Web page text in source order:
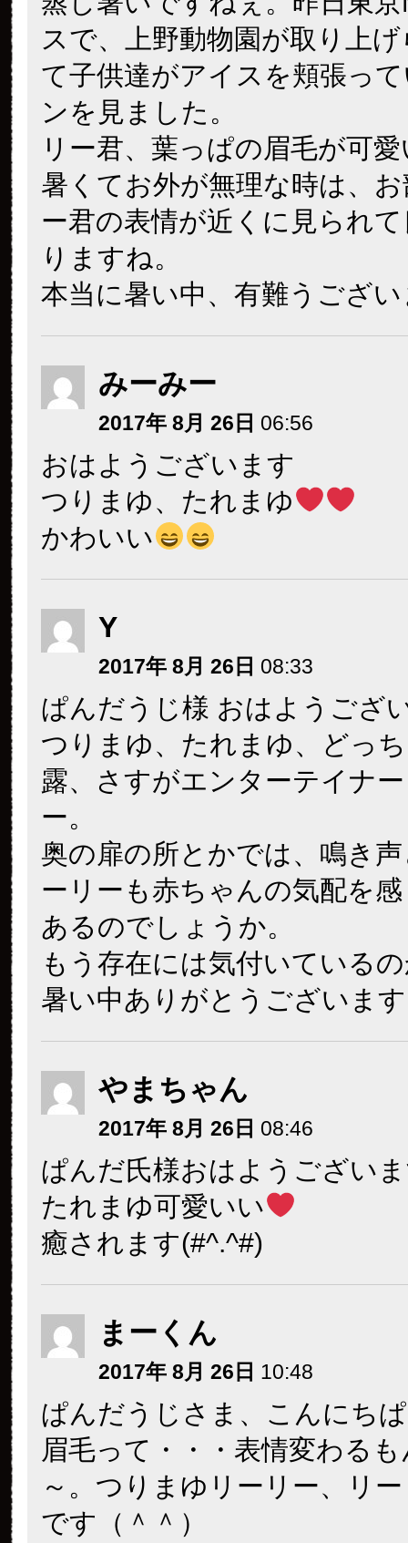
スで、上野動物園が取り上
て子供達がアイスを頬張っ
ンを見ました。
リー君、葉っぱの眉毛が可
暑くてお外が無理な時は、
ー君の表情が近くに見られ
りますね。
本当に暑い中、有難うござ
みーみー
2017年 8月 26日 06:56
おはようございます
つりまゆ、たれまゆ
かわいい
Y
2017年 8月 26日 08:33
ぱんだうじ様 おはようござ
つりまゆ、たれまゆ、どっ
露、さすがエンターテイナ
ー。
奥の扉の所とかでは、鳴き
ーリーも赤ちゃんの気配を
あるのでしょうか。
もう存在には気付いている
暑い中ありがとうございま
やまちゃん
2017年 8月 26日 08:46
ぱんだ氏様おはようござい
たれまゆ可愛いい
癒されます(#^.^#)
まーくん
2017年 8月 26日 10:48
ぱんだうじさま、こんにち
眉毛って・・・表情変わる
～。つりまゆリーリー、リ
です（＾＾）